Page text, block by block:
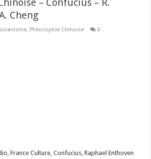
– Confucius – R.
Cheng
, Philosophie Chinoise 0
France Culture, Confucius, Raphael Enthoven